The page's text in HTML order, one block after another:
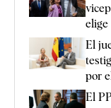
elige
El
por
El